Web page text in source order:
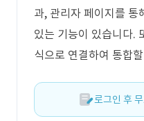
과, 관리자 페이지를 통
있는 기능이 있습니다.
식으로 연결하여 통합
로그인 후